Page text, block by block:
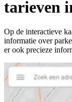
tarieven
Op de interactieve
informatie over
er ook precieze